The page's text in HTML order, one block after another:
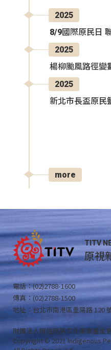
2025
8/9國際原民日
2025
楊柳颱風路徑變
2025
新北市長盃原民
more
TITV
原視
電話：(02)2788-1600
傳真：(02)2788-1500
地址：台北市南港區重陽路 120
財團法人原住民族文化事業基金
Copyright © 2021 Indigenous